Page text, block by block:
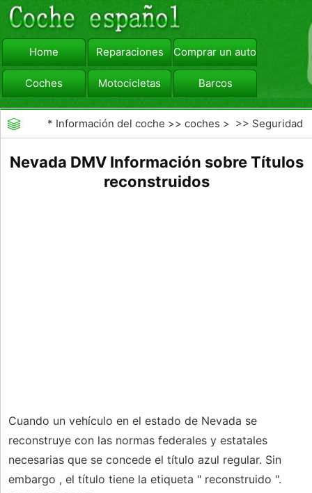
Home Reparaciones Comprar un automóvil
Coches Motocicletas Barcos
viajar Camiones
* Información del coche >>coches > >> Seguridad
Nevada DMV Información sobre Títulos
reconstruidos
Cuando un vehículo en el estado de Nevada se
reconstruye con las normas federales y estatales
necesarias que se concede el título azul regular. Sin
embargo , el título tiene la etiqueta " reconstruido ".